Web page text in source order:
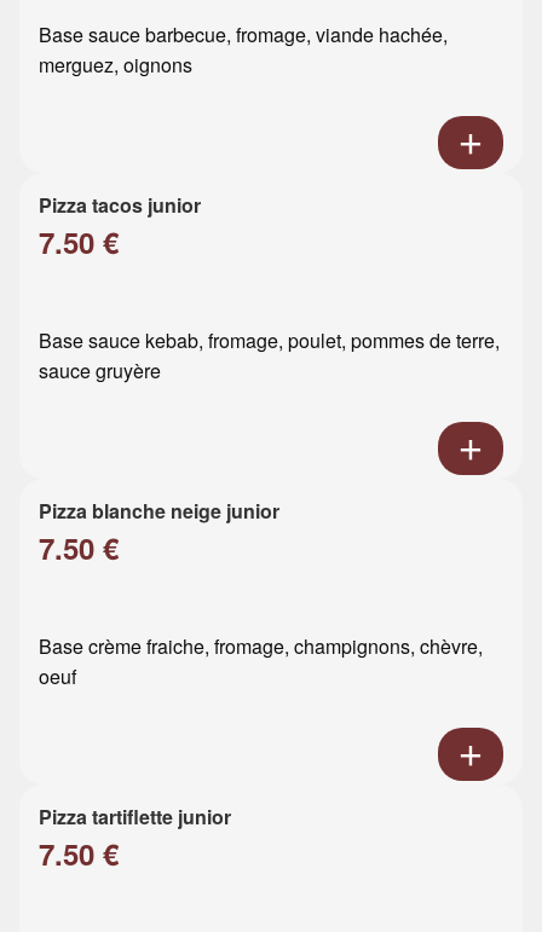
Base sauce barbecue, fromage, viande hachée,
merguez, oignons
Pizza tacos junior
7.50 €
Base sauce kebab, fromage, poulet, pommes de terre,
sauce gruyère
Pizza blanche neige junior
7.50 €
Base crème fraiche, fromage, champignons, chèvre,
oeuf
Pizza tartiflette junior
7.50 €